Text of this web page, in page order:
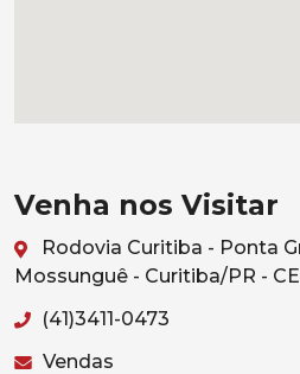
Venha nos Visitar
Rodovia Curitiba - Ponta
Mossunguê - Curitiba/PR -
(41)3411-0473
Vendas